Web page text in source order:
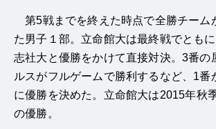
第5戦までを終えた時点で全勝チーム
た男子１部。立命館大は最終戦でとも
志社大と優勝をかけて直接対決。3番の
ルスがフルゲームで勝利するなど、1番
に優勝を決めた。立命館大は2015年秋
の優勝。